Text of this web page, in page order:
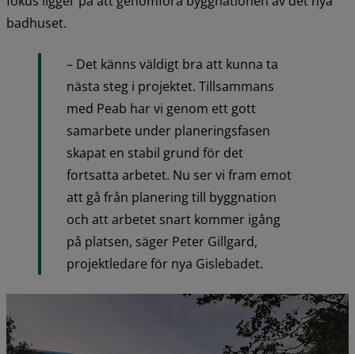
badhuset.
– Det känns väldigt bra att kunna ta
nästa steg i projektet. Tillsammans
med Peab har vi genom ett gott
samarbete under planeringsfasen
skapat en stabil grund för det
fortsatta arbetet. Nu ser vi fram emot
att gå från planering till byggnation
och att arbetet snart kommer igång
på platsen, säger Peter Gillgard,
projektledare för nya Gislebadet.